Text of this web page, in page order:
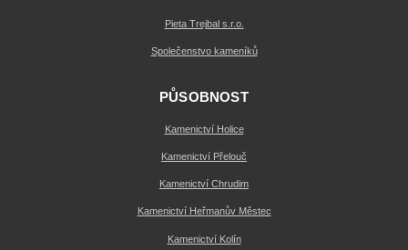
Pieta Trejbal s.r.o.
Společenstvo kameníků
PŮSOBNOST
Kamenictví Holice
Kamenictví Přelouč
Kamenictví Chrudim
Kamenictví Heřmanův Městec
Kamenictví Kolín